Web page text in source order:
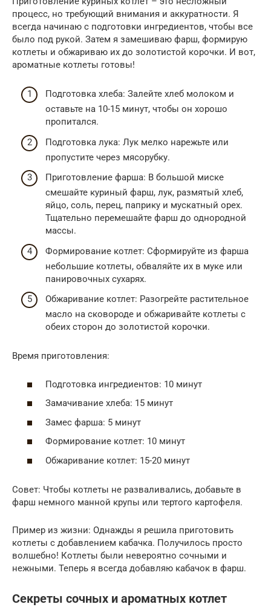
процесс, но требующий внимания и аккуратности. Я
всегда начинаю с подготовки ингредиентов, чтобы все
было под рукой. Затем я замешиваю фарш, формирую
котлеты и обжариваю их до золотистой корочки. И вот,
ароматные котлеты готовы!
Подготовка хлеба: Залейте хлеб молоком и
оставьте на 10-15 минут, чтобы он хорошо
пропитался.
Подготовка лука: Лук мелко нарежьте или
пропустите через мясорубку.
Приготовление фарша: В большой миске
смешайте куриный фарш, лук, размятый хлеб,
яйцо, соль, перец, паприку и мускатный орех.
Тщательно перемешайте фарш до однородной
массы.
Формирование котлет: Сформируйте из фарша
небольшие котлеты, обваляйте их в муке или
панировочных сухарях.
Обжаривание котлет: Разогрейте растительное
масло на сковороде и обжаривайте котлеты с
обеих сторон до золотистой корочки.
Время приготовления:
Подготовка ингредиентов: 10 минут
Замачивание хлеба: 15 минут
Замес фарша: 5 минут
Формирование котлет: 10 минут
Обжаривание котлет: 15-20 минут
Совет: Чтобы котлеты не разваливались, добавьте в
фарш немного манной крупы или тертого картофеля.
Пример из жизни: Однажды я решила приготовить
котлеты с добавлением кабачка. Получилось просто
волшебно! Котлеты были невероятно сочными и
нежными. Теперь я всегда добавляю кабачок в фарш.
Секреты сочных и ароматных котлет